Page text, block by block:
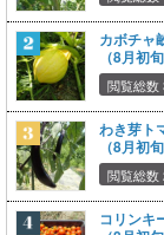
カボチャ
（8月初旬
閲覧総数
わき芽ト
（8月初旬
閲覧総数
コリンキ